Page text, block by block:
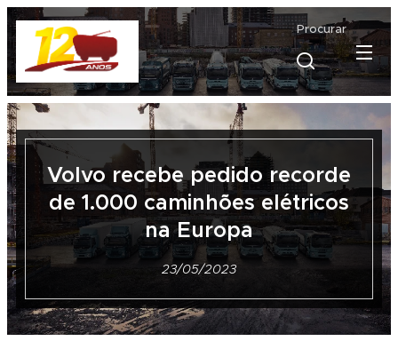
Procurar
Volvo recebe pedido recorde
de 1.000 caminhões elétricos
na Europa
23/05/2023